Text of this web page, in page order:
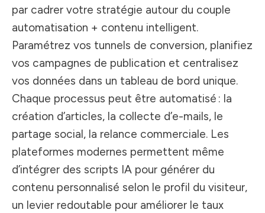
par cadrer votre stratégie autour du couple
automatisation + contenu intelligent.
Paramétrez vos tunnels de conversion, planifiez
vos campagnes de publication et centralisez
vos données dans un tableau de bord unique.
Chaque processus peut être automatisé : la
création d’articles, la collecte d’e-mails, le
partage social, la relance commerciale. Les
plateformes modernes permettent même
d’intégrer des scripts IA pour générer du
contenu personnalisé selon le profil du visiteur,
un levier redoutable pour améliorer le taux